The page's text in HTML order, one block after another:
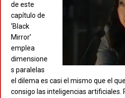
de este
capítulo de
‘Black
Mirror’
emplea
dimensione
s paralelas
el dilema es casi el mismo que el
consigo las inteligencias artificiales.